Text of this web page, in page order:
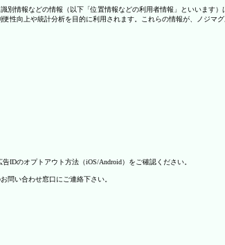
情報などの情報（以下「位置情報などの利用者情報」といいます
向上や統計分析を目的に利用されます。これらの情報が、ノジマ
IDのオプトアウト方法（iOS/Android）をご確認ください。
問い合わせ窓口にご連絡下さい。